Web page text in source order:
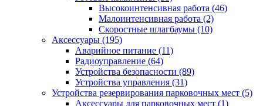
Высокоинтенсивная работа (46)
Малоинтенсивная работа (2)
Скоростные шлагбаумы (10)
Аксессуары (195)
Аварийное питание (11)
Радиоуправление (64)
Устройства безопасности (89)
Устройства управления (31)
Устройства резервирования парковочных мест (5)
Аксессуары для парковочных мест (1)